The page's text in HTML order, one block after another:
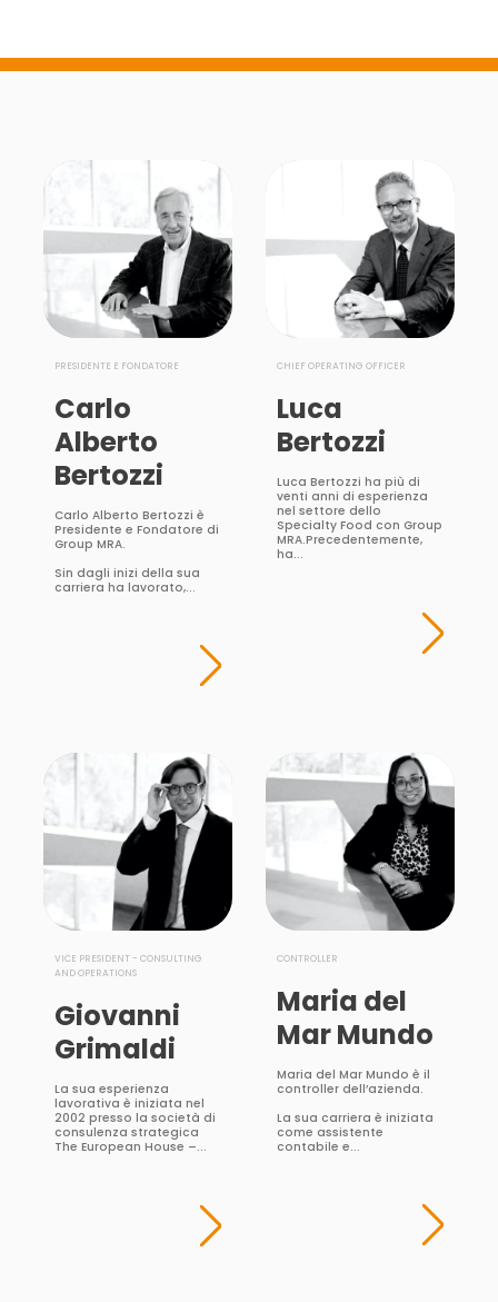
PRESIDENTE E FONDATORE
Carlo
Alberto
Bertozzi
Carlo Alberto Bertozzi è
Presidente e Fondatore di
Group MRA.
Sin dagli inizi della sua
carriera ha lavorato,...
CHIEF OPERATING OFFICER
Luca
Bertozzi
Luca Bertozzi ha più di
venti anni di esperienza
nel settore dello
Specialty Food con Group
MRA.Precedentemente,
ha...
VICE PRESIDENT - CONSULTING
AND OPERATIONS
Giovanni
Grimaldi
La sua esperienza
lavorativa è iniziata nel
2002 presso la società di
consulenza strategica
The European House –...
CONTROLLER
Maria del
Mar Mundo
Maria del Mar Mundo è il
controller dell’azienda.
La sua carriera è iniziata
come assistente
contabile e...